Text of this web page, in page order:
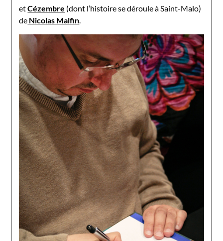
etCézembre (dont l’histoire se déroule à Saint-Malo)
de Nicolas Malfin.